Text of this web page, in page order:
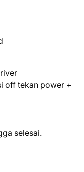
off tekan power +
selesai.